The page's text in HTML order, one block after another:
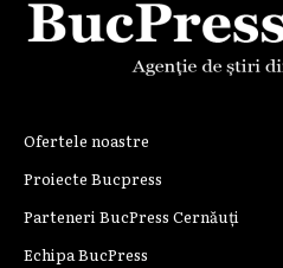
Ofertele noastre
Proiecte Bucpress
Parteneri BucPress Cernăuți
Echipa BucPress